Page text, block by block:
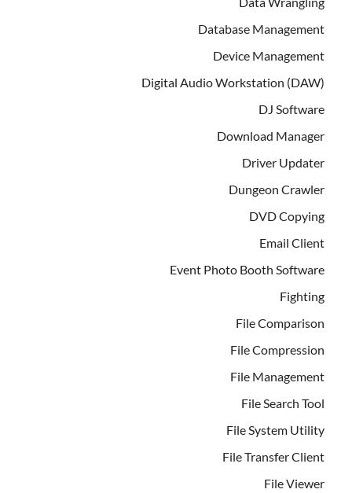
Database Management
Device Management
Digital Audio Workstation (DAW)
DJ Software
Download Manager
Driver Updater
Dungeon Crawler
DVD Copying
Email Client
Event Photo Booth Software
Fighting
File Comparison
File Compression
File Management
File Search Tool
File System Utility
File Transfer Client
File Viewer